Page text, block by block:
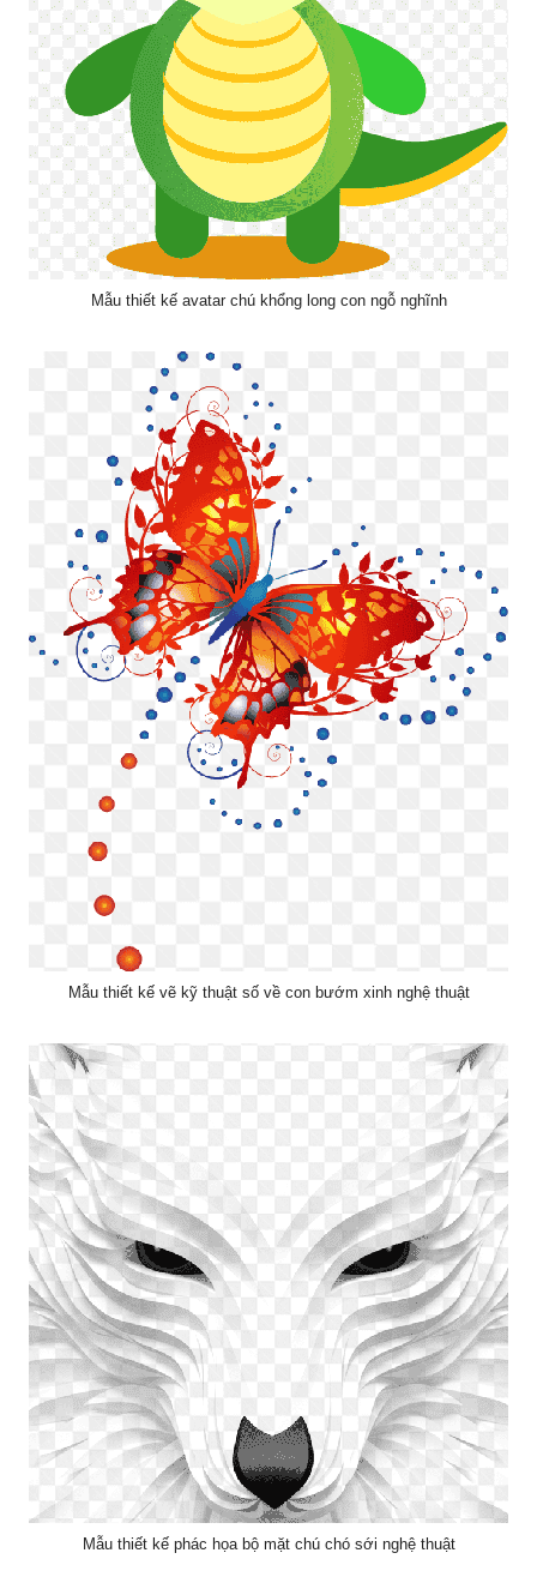
Mẫu thiết kế avatar chú khổng long con ngỗ nghĩnh
Mẫu thiết kế vẽ kỹ thuật số về con bướm xinh nghệ thuật
Mẫu thiết kế phác họa bộ mặt chú chó sới nghệ thuật